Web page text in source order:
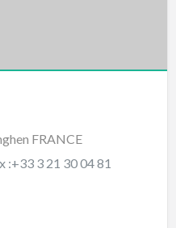
FRANCE
:+33 3 21 30 04 81